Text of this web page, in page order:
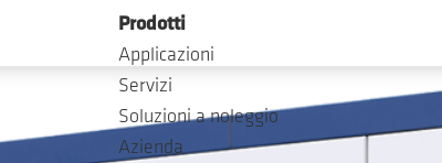
Prodotti
Applicazioni
Servizi
Soluzioni a noleggio
Azienda